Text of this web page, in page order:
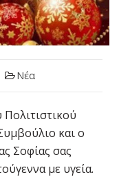
Νέα
και ο
Σοφίας σας
με υγεία.